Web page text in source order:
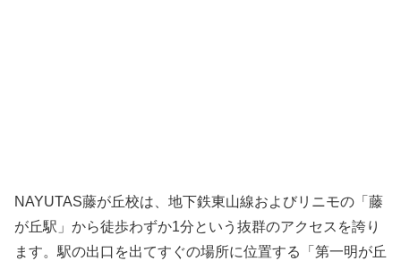
NAYUTAS藤が丘校は、地下鉄東山線およびリニモの「藤
が丘駅」から徒歩わずか1分という抜群のアクセスを誇り
ます。駅の出口を出てすぐの場所に位置する「第一明が丘